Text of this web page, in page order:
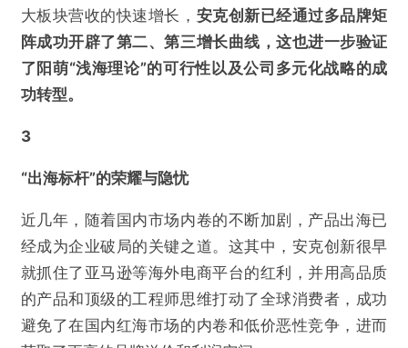
大板块营收的快速增长， 安克创新已经通过多品牌矩
阵成功开辟了第二、第三增长曲线，这也进一步验证
了阳萌“浅海理论”的可行性以及公司多元化战略的成
功转型。
3
“出海标杆”的荣耀与隐忧
近几年，随着国内市场内卷的不断加剧，产品出海已
经成为企业破局的关键之道。这其中，安克创新很早
就抓住了亚马逊等海外电商平台的红利，并用高品质
的产品和顶级的工程师思维打动了全球消费者，成功
避免了在国内红海市场的内卷和低价恶性竞争，进而